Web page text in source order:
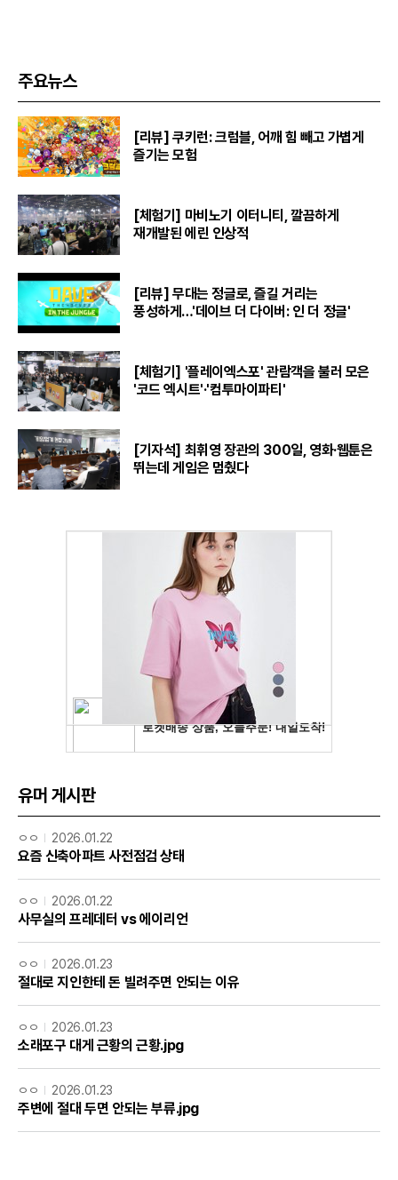
주요뉴스
[리뷰] 쿠키런: 크럼블, 어깨 힘 빼고 가볍게
즐기는 모험
[체험기] 마비노기 이터니티, 깔끔하게
재개발된 에린 인상적
[리뷰] 무대는 정글로, 즐길 거리는
풍성하게…'데이브 더 다이버: 인 더 정글'
[체험기] '플레이엑스포' 관람객을 불러 모은
'코드 엑시트'·'컴투마이파티'
[기자석] 최휘영 장관의 300일, 영화·웹툰은
뛰는데 게임은 멈췄다
유머 게시판
ㅇㅇ 2026.01.22
요즘 신축아파트 사전점검 상태
ㅇㅇ 2026.01.22
사무실의 프레데터 vs 에이리언
ㅇㅇ 2026.01.23
절대로 지인한테 돈 빌려주면 안되는 이유
ㅇㅇ 2026.01.23
소래포구 대게 근황의 근황.jpg
ㅇㅇ 2026.01.23
주변에 절대 두면 안되는 부류.jpg